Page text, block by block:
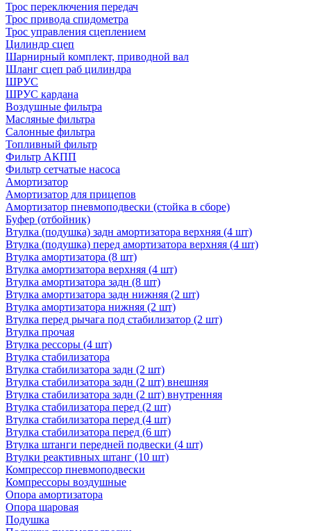
Трос переключения передач
Трос привода спидометра
Трос управления сцеплением
Цилиндр сцеп
Шарнирный комплект, приводной вал
Шланг сцеп раб цилиндра
ШРУС
ШРУС кардана
Воздушные фильтра
Масляные фильтра
Салонные фильтра
Топливный фильтр
Фильтр АКПП
Фильтр сетчатые насоса
Амортизатор
Амортизатор для прицепов
Амортизатор пневмоподвески (стойка в сборе)
Буфер (отбойник)
Втулка (подушка) задн амортизатора верхняя (4 шт)
Втулка (подушка) перед амортизатора верхняя (4 шт)
Втулка амортизатора (8 шт)
Втулка амортизатора верхняя (4 шт)
Втулка амортизатора задн (8 шт)
Втулка амортизатора задн нижняя (2 шт)
Втулка амортизатора нижняя (2 шт)
Втулка перед рычага под стабилизатор (2 шт)
Втулка прочая
Втулка рессоры (4 шт)
Втулка стабилизатора
Втулка стабилизатора задн (2 шт)
Втулка стабилизатора задн (2 шт) внешняя
Втулка стабилизатора задн (2 шт) внутренняя
Втулка стабилизатора перед (2 шт)
Втулка стабилизатора перед (4 шт)
Втулка стабилизатора перед (6 шт)
Втулка штанги передней подвески (4 шт)
Втулки реактивных штанг (10 шт)
Компрессор пневмоподвески
Компрессоры воздушные
Опора амортизатора
Опора шаровая
Подушка